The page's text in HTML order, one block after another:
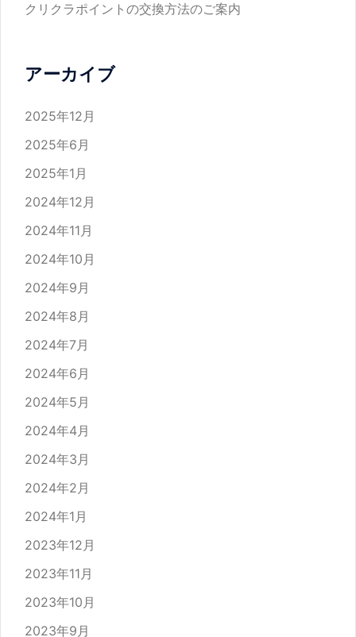
クリクラポイントの交換方法のご案内
アーカイブ
2025年12月
2025年6月
2025年1月
2024年12月
2024年11月
2024年10月
2024年9月
2024年8月
2024年7月
2024年6月
2024年5月
2024年4月
2024年3月
2024年2月
2024年1月
2023年12月
2023年11月
2023年10月
2023年9月